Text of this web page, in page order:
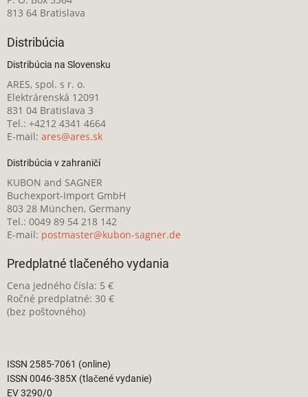
813 64 Bratislava
Distribúcia
Distribúcia na Slovensku
ARES, spol. s r. o.
Elektrárenská 12091
831 04 Bratislava 3
Tel.: +4212 4341 4664
E-mail: ares@ares.sk
Distribúcia v zahraničí
KUBON and SAGNER
Buchexport-Import GmbH
803 28 München, Germany
Tel.: 0049 89 54 218 142
E-mail: postmaster@kubon-sagner.de
Predplatné tlačeného vydania
Cena jedného čísla: 5 €
Ročné predplatné: 30 €
(bez poštovného)
ISSN 2585-7061 (online)
ISSN 0046-385X (tlačené vydanie)
EV 3290/0